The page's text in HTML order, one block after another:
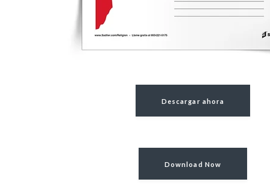
Descargar ahora
Download Now